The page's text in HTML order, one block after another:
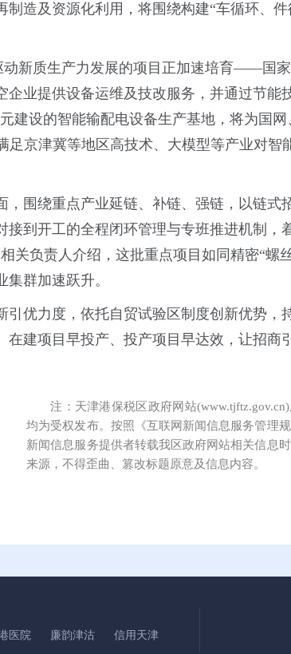
造及资源化利用，将围绕构建“车循环、
动新质生产力发展的项目正加速培育——国
业提供设备运维及技改服务，并通过节能
建设的智能输配电设备生产基地，将为国
京津冀等地区高技术、大模型等产业对智
围绕重点产业延链、补链、强链，以链式
到开工的全程闭环管理与专班推进机制，着
关负责人介绍，这批重点项目如同精密“螺
群加速跃升。
优力度，依托自贸试验区制度创新优势，
建项目早投产、投产项目早达效，让招商
注：天津港保税区政府网站
均为受权发布。按照《互联网新闻信息服务管理
新闻信息服务提供者转载我区政府网站相关信息
来源，不得歪曲、篡改标题原意及信息内容。
医院 廉韵津沽 信用天津